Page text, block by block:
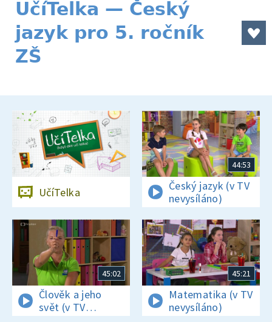
UčíTelka — Český
jazyk pro 5. ročník
ZŠ
UčíTelka
44:53
Český jazyk (v TV
nevysíláno)
45:02
Člověk a jeho
svět (v TV
45:21
Matematika (v TV
nevysíláno)